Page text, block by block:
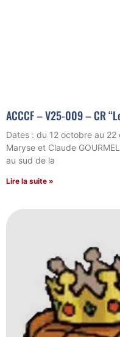
ACCCF – V25-009 – CR
Dates : du 12 octobre au
Maryse et Claude
au sud de la
Lire la suite »